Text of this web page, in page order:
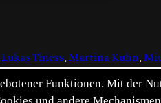
Lukas Thiess,Martina Kuhn,
Funktionen. Mit der
und andere